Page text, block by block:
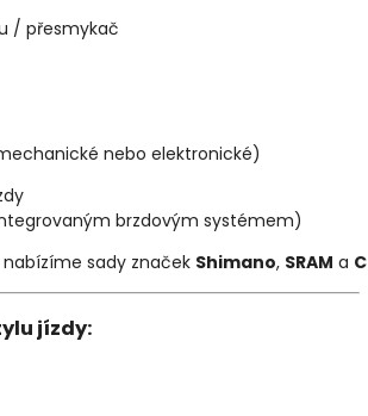
/ přesmykač
nebo elektronické)
brzdovým systémem)
nabízíme sady značek Shimano, SRAM a
jízdy: